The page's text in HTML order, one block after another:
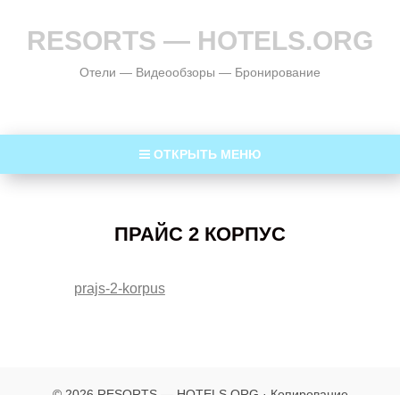
RESORTS — HOTELS.ORG
Отели — Видеообзоры — Бронирование
ОТКРЫТЬ МЕНЮ
ПРАЙС 2 КОРПУС
prajs-2-korpus